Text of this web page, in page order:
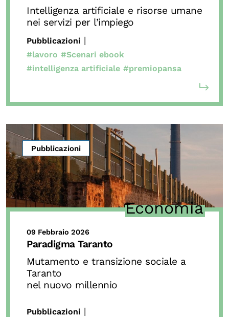
Intelligenza artificiale e risorse umane
nei servizi per l’impiego
Pubblicazioni |
#lavoro #Scenari ebook
#intelligenza artificiale #premiopansa
Pubblicazioni
Economia
09 Febbraio 2026
Paradigma Taranto
Mutamento e transizione sociale a
Taranto
nel nuovo millennio
Pubblicazioni |